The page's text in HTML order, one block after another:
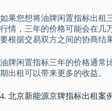
如果您想将油牌闲置指标出租
行情，三年的价格可能会在几
要根据交易双方之间的协商结
油牌闲置指标三年的价格通常
期出租可以带来更多的收益。
4. 北京新能源京牌指标出租案